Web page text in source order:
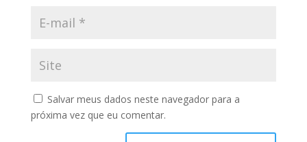
Salvar meus dados neste navegador para a
próxima vez que eu comentar.